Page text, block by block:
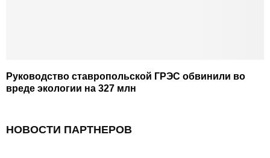
Руководство ставропольской ГРЭС обвинили во
вреде экологии на 327 млн
НОВОСТИ ПАРТНЕРОВ